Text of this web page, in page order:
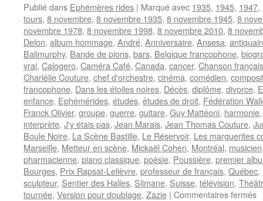
Publié dans Ephémères rides | Marqué avec 1935, 1945, 1947,
tours, 8 novembre, 8 novembre 1935, 8 novembre 1945, 8
novembre 1978, 8 novembre 1998, 8 novembre 2010, 8
Delon, album hommage, André, Anniversaire, Ansesa,
Balimurphy, Bande de pions, bars, Belgique francophone,
vrai, Calogero, Caméra Café, Canada, cancer, Chanson
Charlélie Couture, chef d'orchestre, cinéma, comédien,
francophone, Dans les étoiles noires, Décès, diplôme, divorce,
enfance, Ephémérides, études, études de droit, Fédération
Franck Olivier, groupe, guerre, guitare, Guy Mattéoni, harmonie
interprète, J'y étais pas, Jean Marais, Jean Thomas Couture,
Boule Noire, La Scène Bastille, Le Réservoir, Les marguerites
Marseille, Metteur en scène, Mickaël Cohen, Montréal, musicien
pharmacienne, piano classique, poésie, Poussière, premier
Bourges, Prix Rapsat-Lelièvre, professeur de français, Québec,
sculpteur, Sentier des Halles, Slimane, Suisse, télévision,
tournée, Version pour doublage, Zazie | Commentaires fermés